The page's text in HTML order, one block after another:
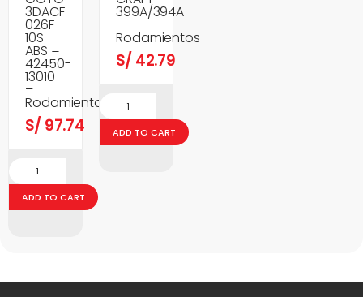
3DACF
026F-
10S
ABS =
42450-
13010
–
Rodamientos
S/ 97.74
ADD TO CART
399A/394A
–
Rodamientos
S/ 42.79
ADD TO CART